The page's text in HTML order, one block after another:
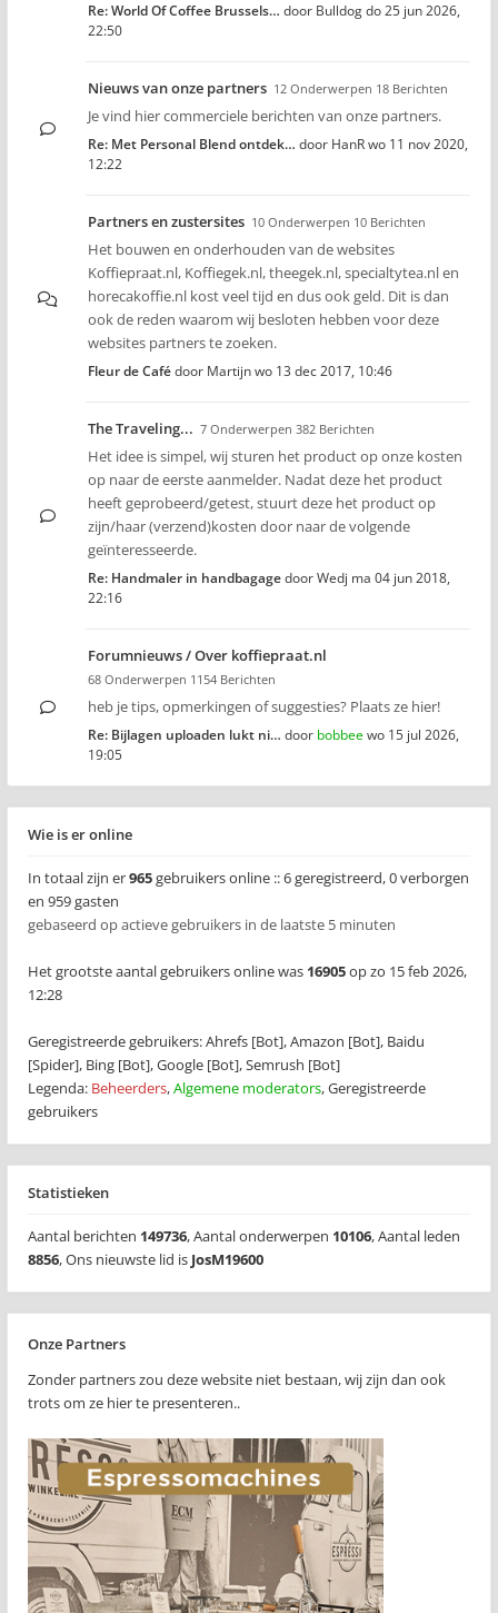
Re: World Of Coffee Brussels… door Bulldogdo 25 jun 2026,
22:50
Nieuws van onze partners 12 Onderwerpen 18 Berichten
Je vind hier commerciele berichten van onze partners.
Re: Met Personal Blend ontdek… door HanRwo 11 nov 2020,
12:22
Partners en zustersites 10 Onderwerpen 10 Berichten
Het bouwen en onderhouden van de websites
Koffiepraat.nl, Koffiegek.nl, theegek.nl, specialtytea.nl en
horecakoffie.nl kost veel tijd en dus ook geld. Dit is dan
ook de reden waarom wij besloten hebben voor deze
websites partners te zoeken.
Fleur de Cafédoor Martijnwo 13 dec 2017, 10:46
The Traveling... 7 Onderwerpen 382 Berichten
Het idee is simpel, wij sturen het product op onze kosten
op naar de eerste aanmelder. Nadat deze het product
heeft geprobeerd/getest, stuurt deze het product op
zijn/haar (verzend)kosten door naar de volgende
geïnteresseerde.
Re: Handmaler in handbagagedoorWedj ma 04 jun 2018,
22:16
Forumnieuws / Over koffiepraat.nl
68 Onderwerpen 1154 Berichten
heb je tips, opmerkingen of suggesties? Plaats ze hier!
Re: Bijlagen uploaden lukt ni… door bobbeewo 15 jul 2026,
19:05
Wie is er online
In totaal zijn er965gebruikers online :: 6 geregistreerd, 0 verborgen
en 959 gasten
gebaseerd op actieve gebruikers in de laatste 5 minuten
Het grootste aantal gebruikers online was 16905op zo 15 feb 2026,
12:28
Geregistreerde gebruikers:Ahrefs [Bot],Amazon [Bot], Baidu
[Spider], Bing [Bot],Google [Bot],Semrush [Bot]
Legenda: Beheerders,Algemene moderators,Geregistreerde
gebruikers
Statistieken
Aantal berichten 149736,Aantal onderwerpen 10106,Aantal leden
8856,Ons nieuwste lid is JosM19600
Onze Partners
Zonder partners zou deze website niet bestaan, wij zijn dan ook
trots om ze hier te presenteren..